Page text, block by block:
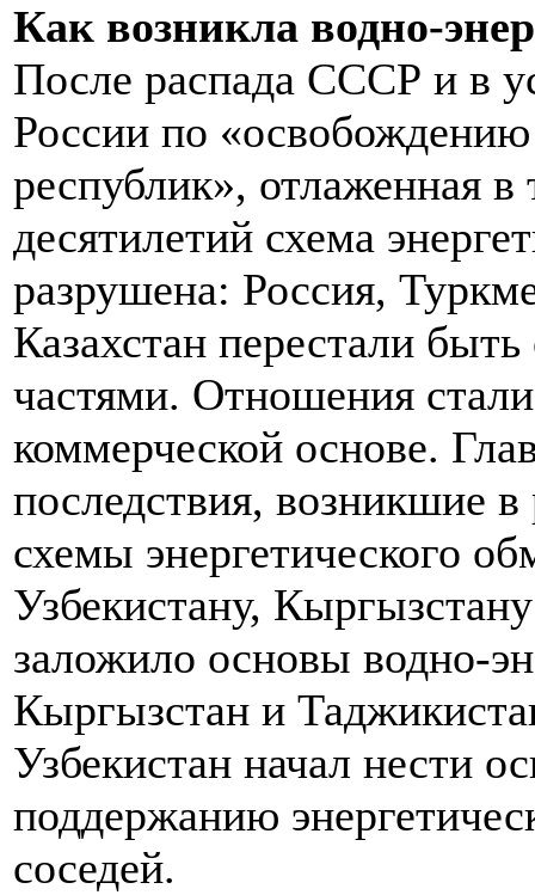
Как возникла водно-
После распада СССР и в
России по
республик», отлаженная в
десятилетий схема
разрушена: Россия,
Казахстан перестали
частями. Отношения
коммерческой основе.
последствия, возникшие
схемы энергетического
Узбекистану,
заложило основы водно-
Кыргызстан и
Узбекистан начал нести
поддержанию
соседей.